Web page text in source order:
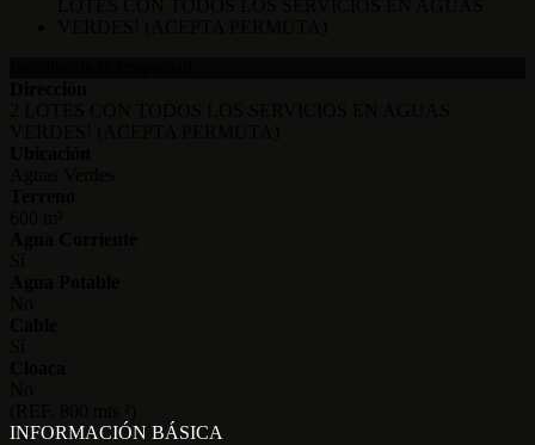
INFORMACIÓN BÁSICA